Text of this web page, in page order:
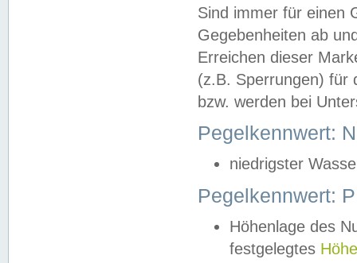
Sind immer für einen
Gegebenheiten ab
Erreichen dieser
(z.B. Sperrungen) für
bzw. werden bei
Pegelkennwert:
niedrigster
Pegelkennwert:
Höhenlage des
festgelegtes